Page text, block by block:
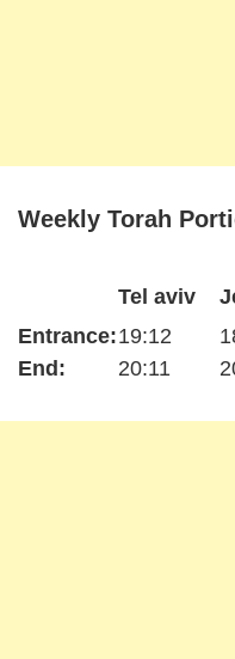
Entrance:
End:
Tel aviv
19:12
20:11